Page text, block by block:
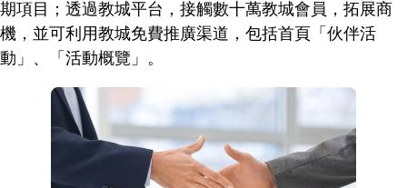
期項目；透過教城平台，接觸數十萬教城會員，拓展商
機，並可利用教城免費推廣渠道，包括首頁「伙伴活
動」、「活動概覽」。